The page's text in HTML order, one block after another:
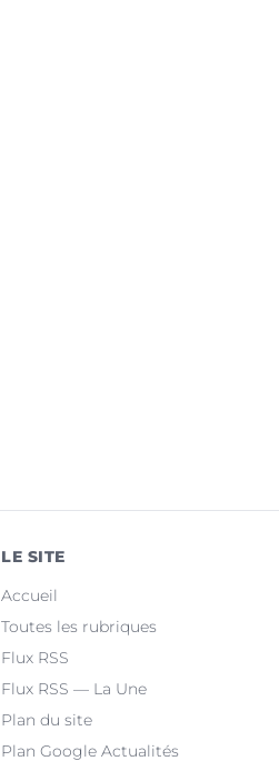
LE SITE
Accueil
Toutes les rubriques
Flux RSS
Flux RSS — La Une
Plan du site
Plan Google Actualités